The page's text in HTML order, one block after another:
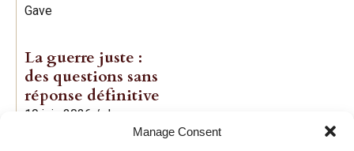
Manage Consent
Gave
La guerre juste :
des questions sans
réponse définitive
19 juin 2026 / Jean-